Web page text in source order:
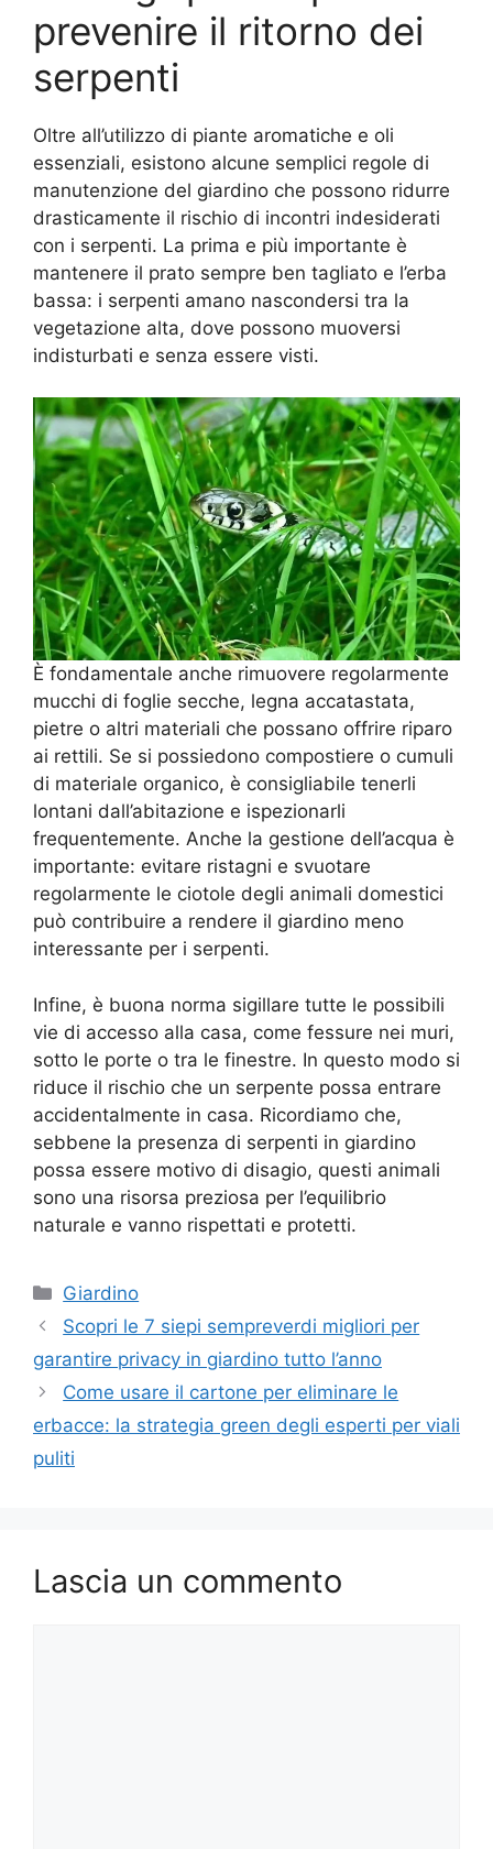
prevenire il ritorno dei
serpenti
Oltre all’utilizzo di piante aromatiche e oli
essenziali, esistono alcune semplici regole di
manutenzione del giardino che possono ridurre
drasticamente il rischio di incontri indesiderati
con i serpenti. La prima e più importante è
mantenere il prato sempre ben tagliato e l’erba
bassa: i serpenti amano nascondersi tra la
vegetazione alta, dove possono muoversi
indisturbati e senza essere visti.
È fondamentale anche rimuovere regolarmente
mucchi di foglie secche, legna accatastata,
pietre o altri materiali che possano offrire riparo
ai rettili. Se si possiedono compostiere o cumuli
di materiale organico, è consigliabile tenerli
lontani dall’abitazione e ispezionarli
frequentemente. Anche la gestione dell’acqua è
importante: evitare ristagni e svuotare
regolarmente le ciotole degli animali domestici
può contribuire a rendere il giardino meno
interessante per i serpenti.
Infine, è buona norma sigillare tutte le possibili
vie di accesso alla casa, come fessure nei muri,
sotto le porte o tra le finestre. In questo modo si
riduce il rischio che un serpente possa entrare
accidentalmente in casa. Ricordiamo che,
sebbene la presenza di serpenti in giardino
possa essere motivo di disagio, questi animali
sono una risorsa preziosa per l’equilibrio
naturale e vanno rispettati e protetti.
Categorie
Giardino
Scopri le 7 siepi sempreverdi migliori per
garantire privacy in giardino tutto l’anno
Come usare il cartone per eliminare le
erbacce: la strategia green degli esperti per viali
puliti
Lascia un commento